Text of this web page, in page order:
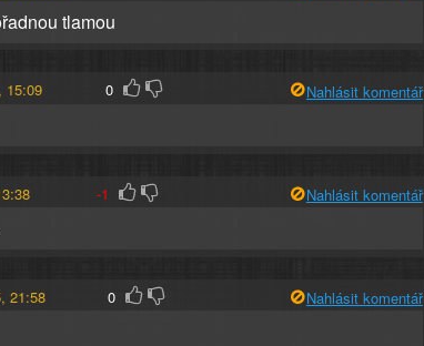
tlamou
15:09 0 Nahlásit komentář
-1 Nahlásit komentář
21:58 0 Nahlásit komentář